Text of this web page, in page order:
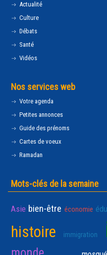
Actualité
Culture
Débats
Santé
Vidéos
Nos services web
Votre agenda
Petites annonces
Guide des prénoms
Cartes de voeux
Ramadan
Mots-clés de la semaine
Asie bien-être économie
histoire immigration